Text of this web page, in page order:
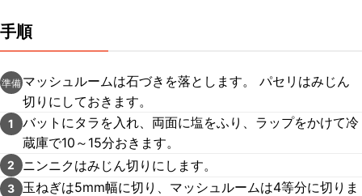
手順
準備 マッシュルームは石づきを落とします。 パセリはみじん
切りにしておきます。
1
バットにタラを入れ、両面に塩をふり、ラップをかけて冷
蔵庫で10～15分おきます。
2 ニンニクはみじん切りにします。
3
玉ねぎは5mm幅に切り、マッシュルームは4等分に切りま